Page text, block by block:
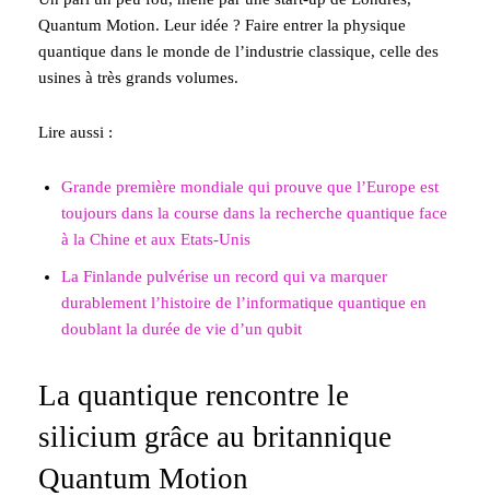
Quantum Motion. Leur idée ? Faire entrer la physique
quantique dans le monde de l’industrie classique, celle des
usines à très grands volumes.
Lire aussi :
Grande première mondiale qui prouve que l’Europe est
toujours dans la course dans la recherche quantique face
à la Chine et aux Etats-Unis
La Finlande pulvérise un record qui va marquer
durablement l’histoire de l’informatique quantique en
doublant la durée de vie d’un qubit
La quantique rencontre le
silicium grâce au britannique
Quantum Motion